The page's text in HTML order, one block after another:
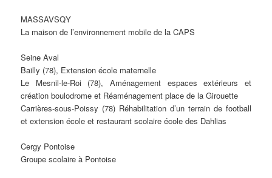
MASSAVSQY
La maison de l’environnement mobile de la CAPS
Seine Aval
Bailly (78), Extension école maternelle
Le Mesnil-le-Roi (78), Aménagement espaces extérieurs et
création boulodrome et Réaménagement place de la Girouette
Carrières-sous-Poissy (78) Réhabilitation d’un terrain de football
et extension école et restaurant scolaire école des Dahlias
Cergy Pontoise
Groupe scolaire à Pontoise